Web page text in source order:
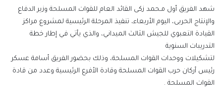
شهد الفريق أول مـحمد زكى القائد العام للقوات المسلحة وزير الدفاع
والإنتاج الحربى، اليوم الأربعاء، تنفيذ المرحلة الرئيسية لمشروع مراكز
القيادة التعبوي للجيش الثالث الميداني، والذي يأتي في إطار خطة
التدريبات السنوية
لتشكيلات ووحدات القوات المسلحة، وذلك بحضور الفريق أسامة عسكر
رئيس أركان حرب القوات المسلحة وقادة الأفرع الرئيسية وعدد من قادة
القوات المسلحة .